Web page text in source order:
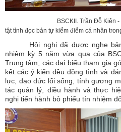
BSCKII. Trần Đỗ Kiên -
tật tỉnh đọc bản tự kiểm điểm cá nhân
Hội nghị đã được nghe
nhiệm kỳ 5 năm vừa qua của
Trung tâm; các đại biểu tham gia
kết các ý kiến đều đồng tình và
lực, đạo đức lối sống, tính gương
tác quản lý, điều hành và thực
nghị tiến hành bỏ phiếu tín nhiệm